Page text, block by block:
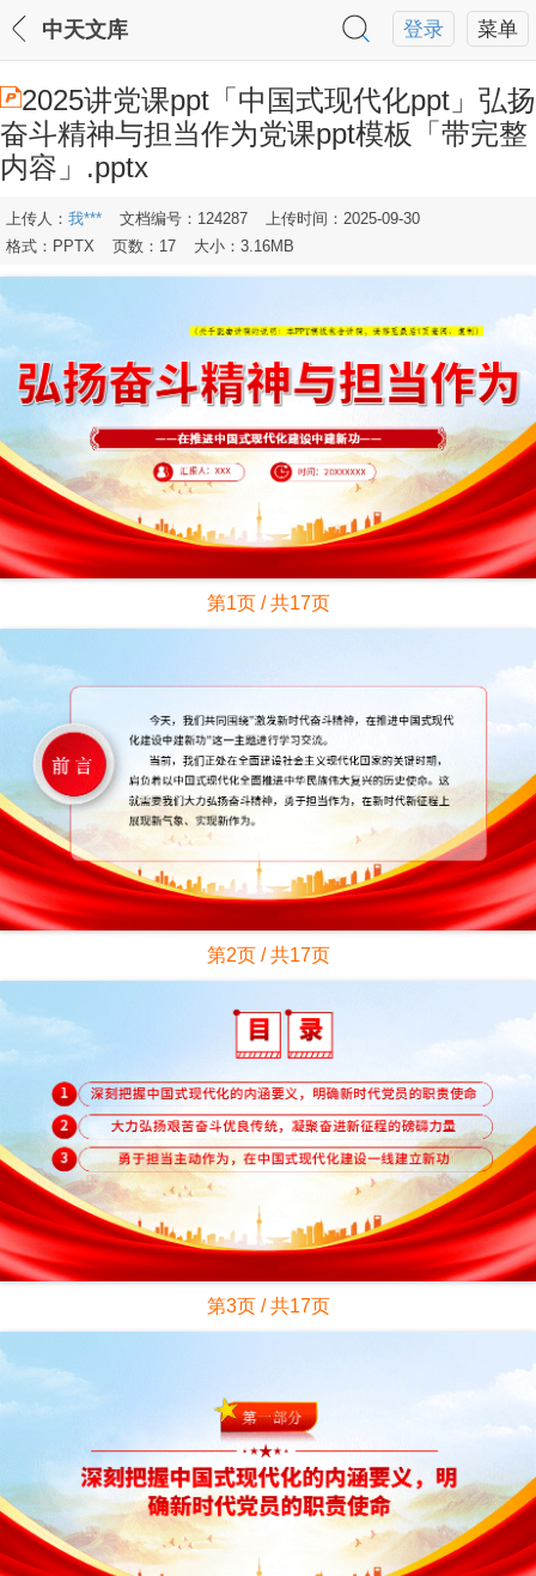
菜单
登录
中天文库
2025讲党课ppt「中国式现代化ppt」弘扬
奋斗精神与担当作为党课ppt模板「带完整
内容」.pptx
上传人： 我*** 文档编号：124287
上传时间：2025-09-30
格式：PPTX
页数：17 大小：3.16MB
第1页 / 共17页
第2页 / 共17页
第3页 / 共17页